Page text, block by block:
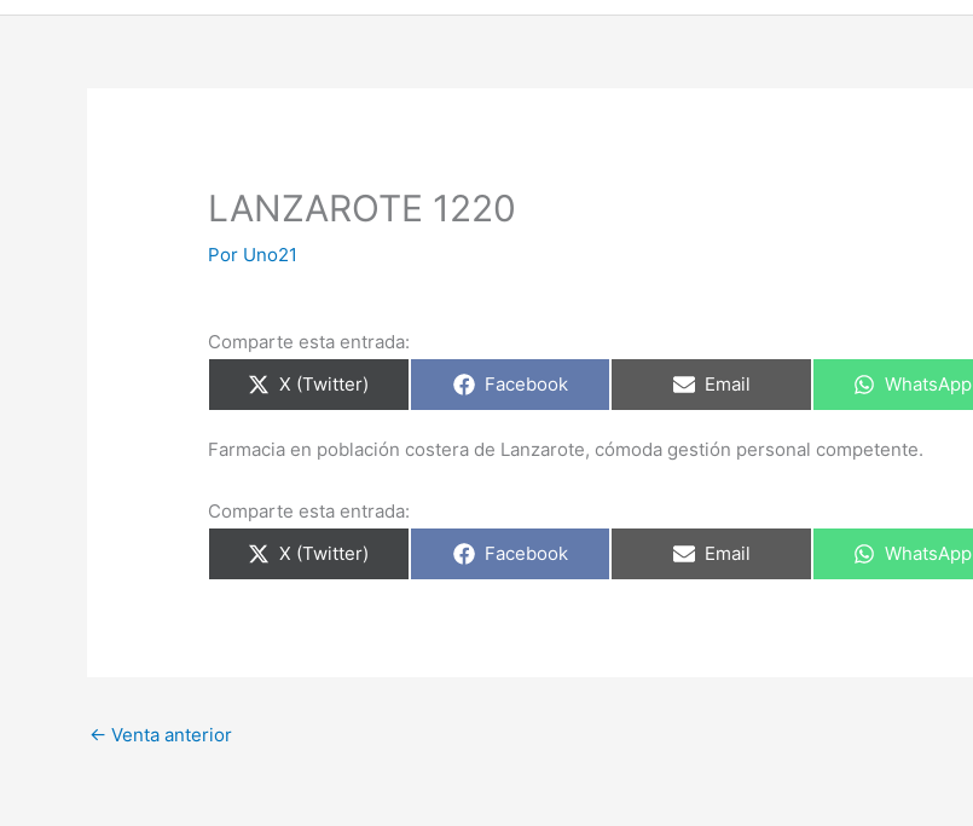
LANZAROTE 1220
Por Uno21
Comparte esta entrada:
X (Twitter) Facebook Email WhatsApp
Farmacia en población costera de Lanzarote, cómoda gestión personal competente.
Comparte esta entrada:
X (Twitter) Facebook Email WhatsApp
← Venta anterior